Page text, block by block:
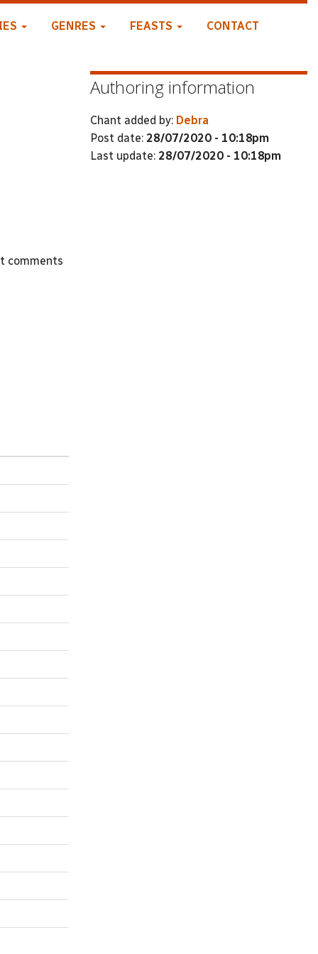
GENRES FEASTS CONTACT
comments
Authoring information
Chant added by: Debra
Post date: 28/07/2020 - 10:18pm
Last update: 28/07/2020 - 10:18pm